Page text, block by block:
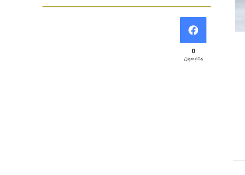
0
متابعون